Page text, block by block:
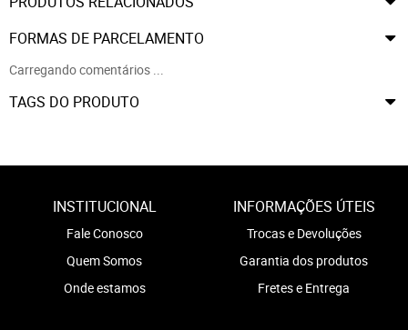
FORMAS DE PARCELAMENTO
Carregando comentários ...
TAGS DO PRODUTO
INSTITUCIONAL
Fale Conosco
Quem Somos
Onde estamos
INFORMAÇÕES ÚTEIS
Trocas e Devoluções
Garantia dos produtos
Fretes e Entrega